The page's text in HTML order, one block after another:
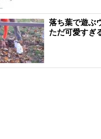
落ち葉で遊ぶ
ただ可愛すぎ